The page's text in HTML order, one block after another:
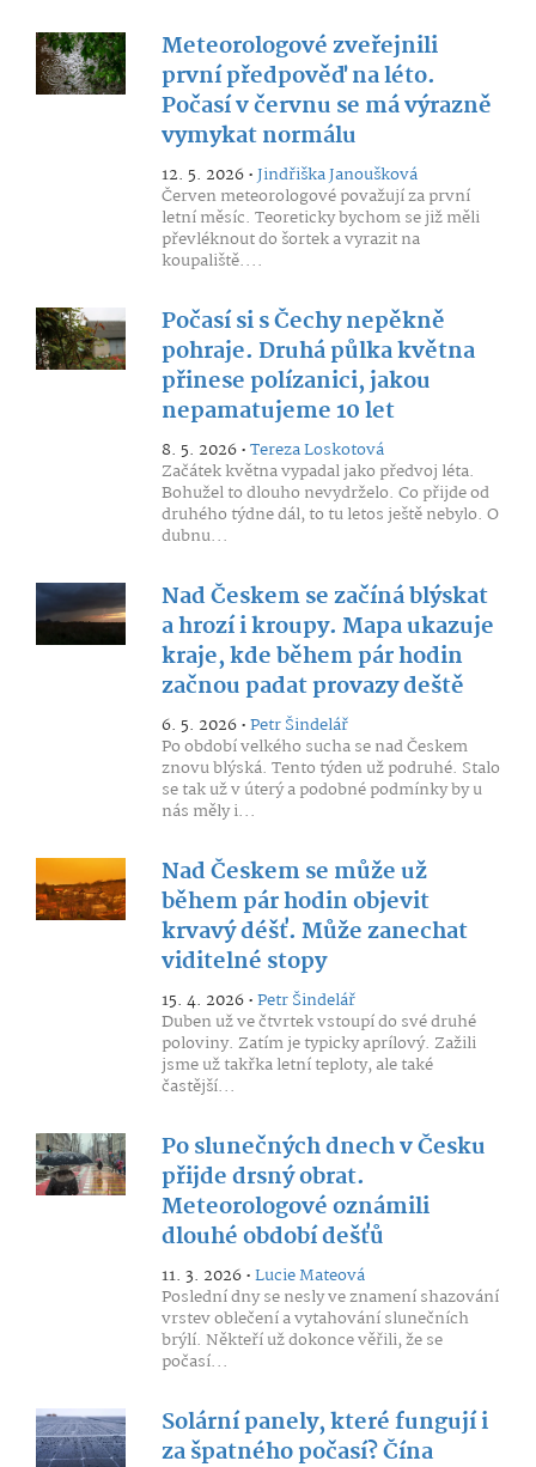
Meteorologové zveřejnili
první předpověď na léto.
Počasí v červnu se má výrazně
vymykat normálu
12. 5. 2026 •Jindřiška Janoušková
Červen meteorologové považují za první
letní měsíc. Teoreticky bychom se již měli
převléknout do šortek a vyrazit na
koupaliště....
Počasí si s Čechy nepěkně
pohraje. Druhá půlka května
přinese polízanici, jakou
nepamatujeme 10 let
8. 5. 2026 •Tereza Loskotová
Začátek května vypadal jako předvoj léta.
Bohužel to dlouho nevydrželo. Co přijde od
druhého týdne dál, to tu letos ještě nebylo. O
dubnu...
Nad Českem se začíná blýskat
a hrozí i kroupy. Mapa ukazuje
kraje, kde během pár hodin
začnou padat provazy deště
6. 5. 2026 •Petr Šindelář
Po období velkého sucha se nad Českem
znovu blýská. Tento týden už podruhé. Stalo
se tak už v úterý a podobné podmínky by u
nás měly i...
Nad Českem se může už
během pár hodin objevit
krvavý déšť. Může zanechat
viditelné stopy
15. 4. 2026 •Petr Šindelář
Duben už ve čtvrtek vstoupí do své druhé
poloviny. Zatím je typicky aprílový. Zažili
jsme už takřka letní teploty, ale také
častější...
Po slunečných dnech v Česku
přijde drsný obrat.
Meteorologové oznámili
dlouhé období dešťů
11. 3. 2026 •Lucie Mateová
Poslední dny se nesly ve znamení shazování
vrstev oblečení a vytahování slunečních
brýlí. Někteří už dokonce věřili, že se
počasí...
Solární panely, které fungují i
za špatného počasí? Čína